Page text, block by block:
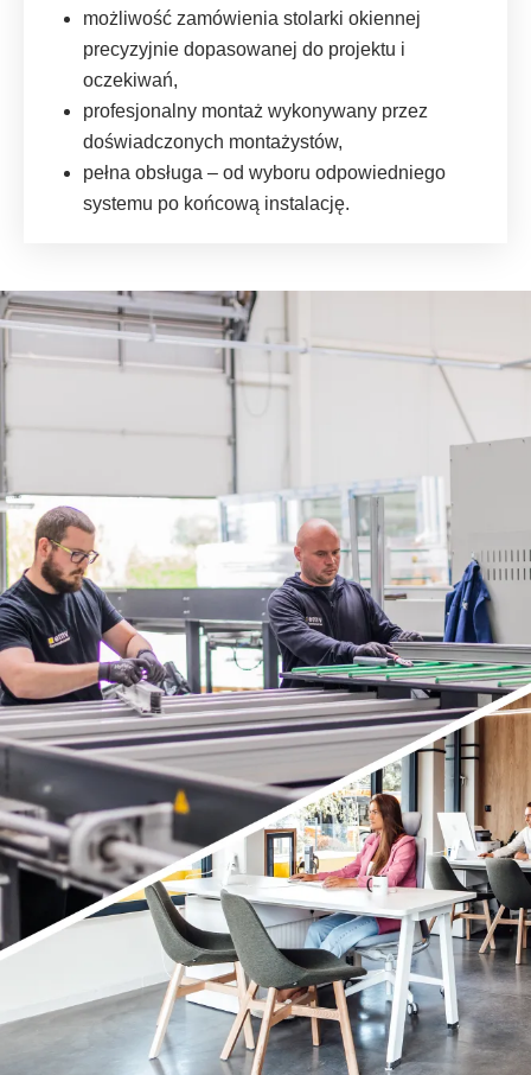
możliwość zamówienia stolarki okiennej
precyzyjnie dopasowanej do projektu i
oczekiwań,
profesjonalny montaż wykonywany przez
doświadczonych montażystów,
pełna obsługa – od wyboru odpowiedniego
systemu po końcową instalację.